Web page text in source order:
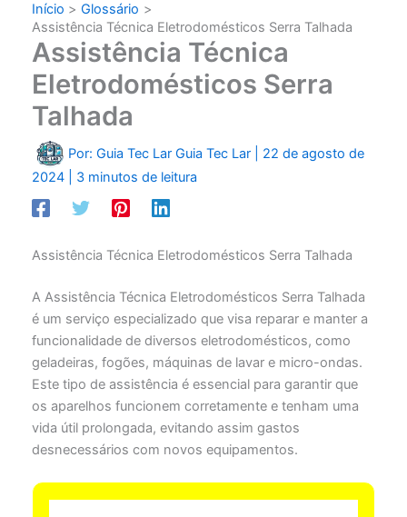
Início
Glossário
Assistência Técnica Eletrodomésticos Serra Talhada
Assistência Técnica
Eletrodomésticos Serra
Talhada
Por: Guia Tec Lar Guia Tec Lar
22 de agosto de
2024
3 minutos de leitura
Assistência Técnica Eletrodomésticos Serra Talhada
A Assistência Técnica Eletrodomésticos Serra Talhada
é um serviço especializado que visa reparar e manter a
funcionalidade de diversos eletrodomésticos, como
geladeiras, fogões, máquinas de lavar e micro-ondas.
Este tipo de assistência é essencial para garantir que
os aparelhos funcionem corretamente e tenham uma
vida útil prolongada, evitando assim gastos
desnecessários com novos equipamentos.